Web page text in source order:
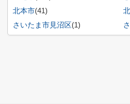
北本市(41)
さいたま市見沼区(1)